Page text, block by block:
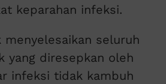
keparahan infeksi.
menyelesaikan seluruh
yang diresepkan oleh
infeksi tidak kambuh